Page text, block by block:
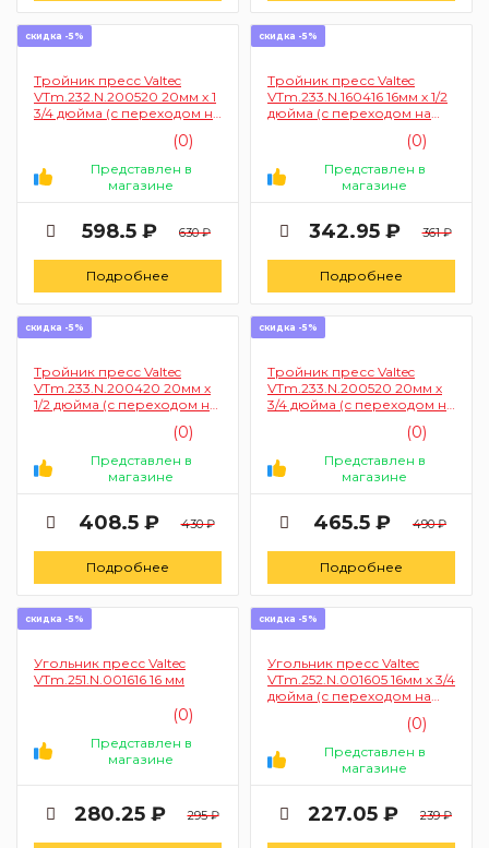
скидка -5%
Тройник пресс Valtec
VTm.232.N.200520 20мм х 1
3/4 дюйма (с переходом на
(0)
Представлен в
магазине
598.5 ₽ 630 ₽
Подробнее
скидка -5%
Тройник пресс Valtec
VTm.233.N.160416 16мм х 1/2
дюйма (с переходом на
(0)
Представлен в
магазине
342.95 ₽ 361 ₽
Подробнее
скидка -5%
Тройник пресс Valtec
VTm.233.N.200420 20мм х
1/2 дюйма (с переходом на
(0)
Представлен в
магазине
408.5 ₽ 430 ₽
Подробнее
скидка -5%
Тройник пресс Valtec
VTm.233.N.200520 20мм х
3/4 дюйма (с переходом на
(0)
Представлен в
магазине
465.5 ₽ 490 ₽
Подробнее
скидка -5%
Угольник пресс Valtec
VTm.251.N.001616 16 мм
(0)
Представлен в
магазине
280.25 ₽ 295 ₽
скидка -5%
Угольник пресс Valtec
VTm.252.N.001605 16мм х 3/4
дюйма (с переходом на
(0)
Представлен в
магазине
227.05 ₽ 239 ₽